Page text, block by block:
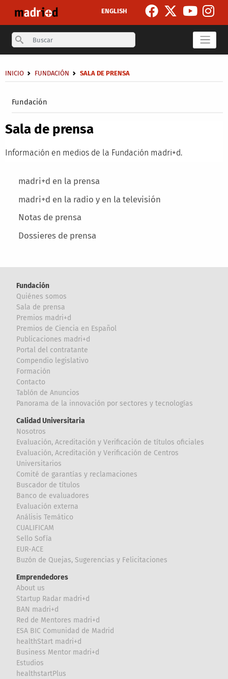
ENGLISH
Search
Fundación
Sobrescribir enlaces de ayuda a la navegación
INICIO FUNDACIÓN SALA DE PRENSA
Main menu
madri+d en la prensa
madri+d en la radio y en la televisión
Notas de prensa
Dossieres de prensa
Sala de prensa
Información en medios de la Fundación madri+d.
Fundación
Quiénes somos
Sala de prensa
Premios madri+d
Premios de Ciencia en Español
Publicaciones madri+d
Portal del contratante
Compendio legislativo
Formación
Contacto
Tablón de Anuncios
Panorama de la innovación por sectores y tecnologías
Calidad Universitaria
Nosotros
Evaluación, Acreditación y Verificación de títulos oficiales
Evaluación, Acreditación y Verificación de Centros
Universitarios
Comité de garantías y reclamaciones
Buscador de títulos
Banco de evaluadores
Evaluación externa
Análisis Temático
CUALIFICAM
Sello Sofía
EUR-ACE
Buzón de Quejas, Sugerencias y Felicitaciones
Emprendedores
About us
Startup Radar madri+d
BAN madri+d
Red de Mentores madri+d
ESA BIC Comunidad de Madrid
healthStart madri+d
Business Mentor madri+d
Estudios
healthstartPlus